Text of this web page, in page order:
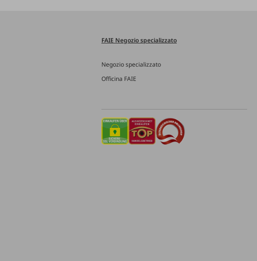
FAIE Negozio specializzato
Negozio specializzato
Officina FAIE